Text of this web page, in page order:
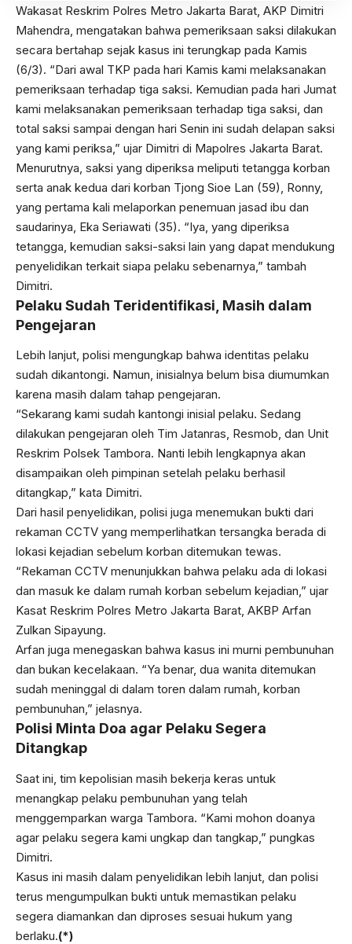
Wakasat Reskrim Polres Metro Jakarta Barat, AKP Dimitri
Mahendra, mengatakan bahwa pemeriksaan saksi dilakukan
secara bertahap sejak kasus ini terungkap pada Kamis
(6/3). “Dari awal TKP pada hari Kamis kami melaksanakan
pemeriksaan terhadap tiga saksi. Kemudian pada hari Jumat
kami melaksanakan pemeriksaan terhadap tiga saksi, dan
total saksi sampai dengan hari Senin ini sudah delapan saksi
yang kami periksa,” ujar Dimitri di Mapolres Jakarta Barat.
Menurutnya, saksi yang diperiksa meliputi tetangga korban
serta anak kedua dari korban Tjong Sioe Lan (59), Ronny,
yang pertama kali melaporkan penemuan jasad ibu dan
saudarinya, Eka Seriawati (35). “Iya, yang diperiksa
tetangga, kemudian saksi-saksi lain yang dapat mendukung
penyelidikan terkait siapa pelaku sebenarnya,” tambah
Dimitri.
Pelaku Sudah Teridentifikasi, Masih dalam
Pengejaran
Lebih lanjut, polisi mengungkap bahwa identitas pelaku
sudah dikantongi. Namun, inisialnya belum bisa diumumkan
karena masih dalam tahap pengejaran.
“Sekarang kami sudah kantongi inisial pelaku. Sedang
dilakukan pengejaran oleh Tim Jatanras, Resmob, dan Unit
Reskrim Polsek Tambora. Nanti lebih lengkapnya akan
disampaikan oleh pimpinan setelah pelaku berhasil
ditangkap,” kata Dimitri.
Dari hasil penyelidikan, polisi juga menemukan bukti dari
rekaman CCTV yang memperlihatkan tersangka berada di
lokasi kejadian sebelum korban ditemukan tewas.
“Rekaman CCTV menunjukkan bahwa pelaku ada di lokasi
dan masuk ke dalam rumah korban sebelum kejadian,” ujar
Kasat Reskrim Polres Metro Jakarta Barat, AKBP Arfan
Zulkan Sipayung.
Arfan juga menegaskan bahwa kasus ini murni pembunuhan
dan bukan kecelakaan. “Ya benar, dua wanita ditemukan
sudah meninggal di dalam toren dalam rumah, korban
pembunuhan,” jelasnya.
Polisi Minta Doa agar Pelaku Segera
Ditangkap
Saat ini, tim kepolisian masih bekerja keras untuk
menangkap pelaku pembunuhan yang telah
menggemparkan warga Tambora. “Kami mohon doanya
agar pelaku segera kami ungkap dan tangkap,” pungkas
Dimitri.
Kasus ini masih dalam penyelidikan lebih lanjut, dan polisi
terus mengumpulkan bukti untuk memastikan pelaku
segera diamankan dan diproses sesuai hukum yang
berlaku.(*)